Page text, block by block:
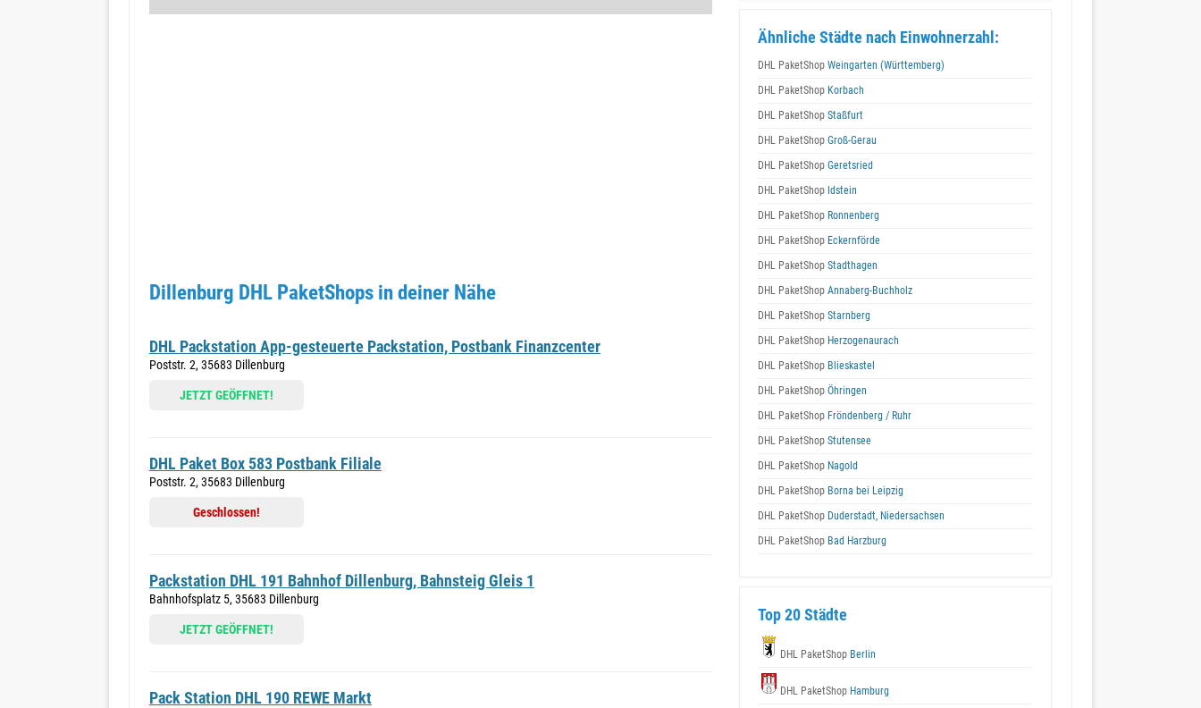
Dillenburg DHL PaketShops in deiner Nähe
DHL Packstation App-gesteuerte Packstation, Postbank Finanzcenter
Poststr. 2, 35683 Dillenburg
JETZT GEÖFFNET!
DHL Paket Box 583 Postbank Filiale
Poststr. 2, 35683 Dillenburg
Geschlossen!
Packstation DHL 191 Bahnhof Dillenburg, Bahnsteig Gleis 1
Bahnhofsplatz 5, 35683 Dillenburg
JETZT GEÖFFNET!
Pack Station DHL 190 REWE Markt
Ähnliche Städte nach Einwohnerzahl:
DHL PaketShop Weingarten (Württemberg)
DHL PaketShop Korbach
DHL PaketShop Staßfurt
DHL PaketShop Groß-Gerau
DHL PaketShop Geretsried
DHL PaketShop Idstein
DHL PaketShop Ronnenberg
DHL PaketShop Eckernförde
DHL PaketShop Stadthagen
DHL PaketShop Annaberg-Buchholz
DHL PaketShop Starnberg
DHL PaketShop Herzogenaurach
DHL PaketShop Blieskastel
DHL PaketShop Öhringen
DHL PaketShop Fröndenberg / Ruhr
DHL PaketShop Stutensee
DHL PaketShop Nagold
DHL PaketShop Borna bei Leipzig
DHL PaketShop Duderstadt, Niedersachsen
DHL PaketShop Bad Harzburg
Top 20 Städte
DHL PaketShop Berlin
DHL PaketShop Hamburg